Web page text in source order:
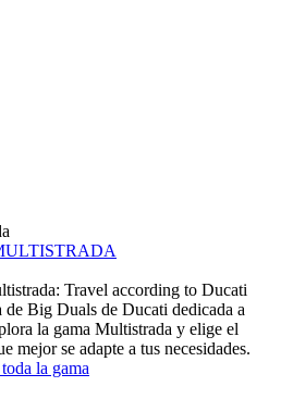
Travel according to Ducati
Big Duals de Ducati dedicada a
la gama Multistrada y elige el
mejor se adapte a tus necesidades.
la gama